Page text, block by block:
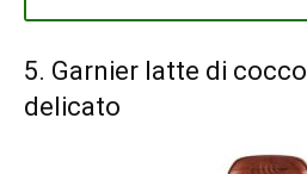
5. Garnier latte di cocco
delicato